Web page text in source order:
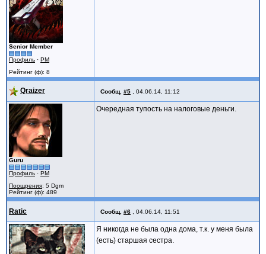
Senior Member
Профиль · PM
Рейтинг (ф): 8
Qraizer Сообщ. #5 04.06.14, 11:12
Guru
Профиль · PM
Поощрения: 5 Dgm
Рейтинг (ф): 489
Очередная тупость на налоговые деньги.
Ratic Сообщ. #6 04.06.14, 11:51
Я никогда не была одна дома, т.к. у меня была
(есть) старшая сестра.